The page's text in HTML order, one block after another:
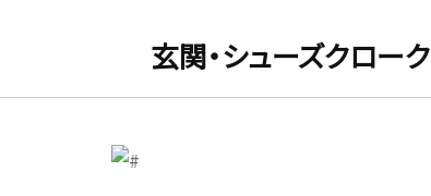
玄関・シューズクローク